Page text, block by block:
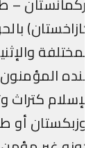
المؤمنون
كتراث
أو